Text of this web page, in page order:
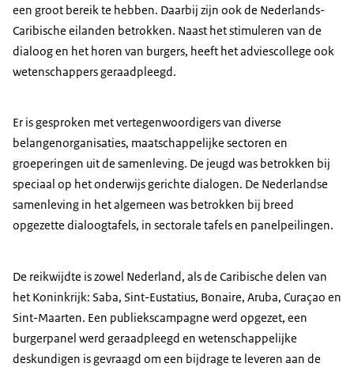
een groot bereik te hebben. Daarbij zijn ook de Nederlands-
Caribische eilanden betrokken. Naast het stimuleren van de
dialoog en het horen van burgers, heeft het adviescollege ook
wetenschappers geraadpleegd.
Er is gesproken met vertegenwoordigers van diverse
belangenorganisaties, maatschappelijke sectoren en
groeperingen uit de samenleving. De jeugd was betrokken bij
speciaal op het onderwijs gerichte dialogen. De Nederlandse
samenleving in het algemeen was betrokken bij breed
opgezette dialoogtafels, in sectorale tafels en panelpeilingen.
De reikwijdte is zowel Nederland, als de Caribische delen van
het Koninkrijk: Saba, Sint-Eustatius, Bonaire, Aruba, Curaçao en
Sint-Maarten. Een publiekscampagne werd opgezet, een
burgerpanel werd geraadpleegd en wetenschappelijke
deskundigen is gevraagd om een bijdrage te leveren aan de